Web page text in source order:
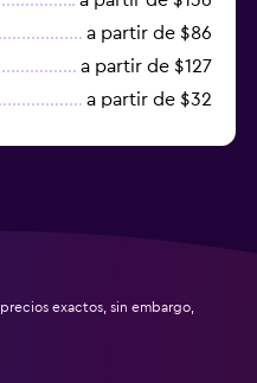
a partir de $86
a partir de $127
a partir de $32
exactos, sin embargo,